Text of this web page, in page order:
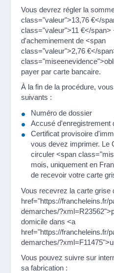
Vous devrez régler la
class="valeur">13,76 €</
class="valeur">11 €</span>
d'acheminement de <span
class="valeur">2,76 €</
payer par carte bancaire.
À la fin de la procédure,
suivants :
Numéro de dossier
Accusé d'enregistrement
Certificat provisoire
vous devez imprimer. Le
circuler <span
mois, uniquement en
de recevoir votre carte
Vous recevrez la carte grise
href="https://francheleins.fr/
demarches/
domicile dans <a
href="https://francheleins.fr/
demarches/
Vous pouvez suivre sur
sa fabrication :